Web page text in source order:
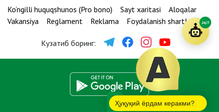
Ko‘ngilli huquqshunos (Pro bono) Sayt xaritasi
Aloqalar
Vakansiya
Reglament Reklama Foydalanish shartlari
Кузатиб боринг:
Ҳуқуқий ёрдам керакми?
24/7